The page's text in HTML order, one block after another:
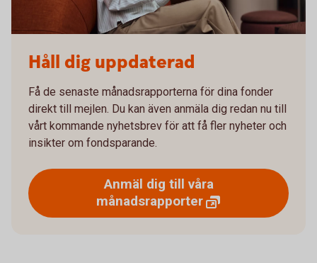
Håll dig uppdaterad
Få de senaste månadsrapporterna för dina fonder
direkt till mejlen. Du kan även anmäla dig redan nu till
vårt kommande nyhetsbrev för att få fler nyheter och
insikter om fondsparande.
Anmäl dig till våra
månadsrapporter